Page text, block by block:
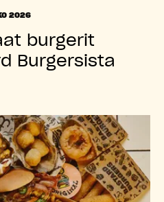
2026
burgerit
Burgersista